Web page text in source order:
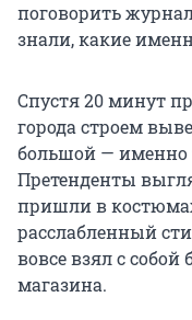
поговорить
знали, какие
Спустя 20 минут
города строем
большой — именно
Претенденты
пришли в
расслабленный
вовсе взял с
магазина.